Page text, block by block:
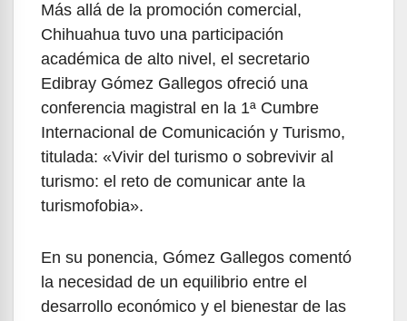
Más allá de la promoción comercial,
Chihuahua tuvo una participación
académica de alto nivel, el secretario
Edibray Gómez Gallegos ofreció una
conferencia magistral en la 1ª Cumbre
Internacional de Comunicación y Turismo,
titulada: «Vivir del turismo o sobrevivir al
turismo: el reto de comunicar ante la
turismofobia».
En su ponencia, Gómez Gallegos comentó
la necesidad de un equilibrio entre el
desarrollo económico y el bienestar de las